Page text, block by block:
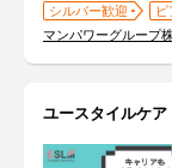
シルバー歓迎
マンパワーグループ
ユースタイルケア